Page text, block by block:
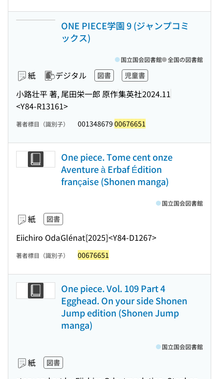
ONE PIECE学園 9 (ジャンプコミ
ックス)
紙 デジタル 図書 児童書
小路壮平 著, 尾田栄一郎 原作集英社2024.11
<Y84-R13161>
国立国会図書館 全国の図書館
著者標目（識別子） 001348679 00676651
One piece. Tome cent onze
Aventure à Erbaf Édition
française (Shonen manga)
紙 図書
Eiichiro OdaGlénat[2025]<Y84-D1267>
国立国会図書館
著者標目（識別子） 00676651
One piece. Vol. 109 Part 4
Egghead. On your side Shonen
Jump edition (Shonen Jump
manga)
紙 図書
国立国会図書館